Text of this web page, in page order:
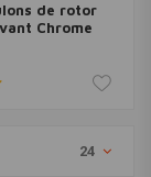
de rotor
Chrome
24